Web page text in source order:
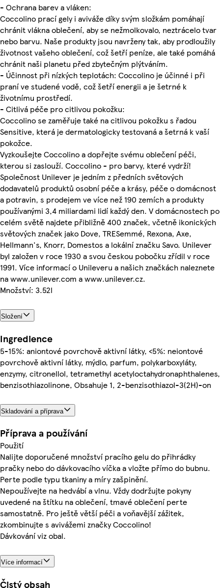
- Ochrana barev a vláken:
Coccolino prací gely i aviváže díky svým složkám pomáhají
chránit vlákna oblečení, aby se nežmolkovalo, neztrácelo tvar
nebo barvu. Naše produkty jsou navrženy tak, aby prodloužily
životnost vašeho oblečení, což šetří peníze, ale také pomáhá
chránit naši planetu před zbytečným plýtváním.
- Účinnost při nízkých teplotách: Coccolino je účinné i při
praní ve studené vodě, což šetří energii a je šetrné k
životnímu prostředí.
- Citlivá péče pro citlivou pokožku:
Coccolino se zaměřuje také na citlivou pokožku s řadou
Sensitive, která je dermatologicky testovaná a šetrná k vaší
pokožce.
Vyzkoušejte Coccolino a dopřejte svému oblečení péči,
kterou si zaslouží. Coccolino - pro barvy, které vydrží!
Společnost Unilever je jedním z předních světových
dodavatelů produktů osobní péče a krásy, péče o domácnost
a potravin, s prodejem ve více než 190 zemích a produkty
používanými 3,4 miliardami lidí každý den. V domácnostech po
celém světě najdete přibližně 400 značek, včetně ikonických
světových značek jako Dove, TRESemmé, Rexona, Axe,
Hellmann's, Knorr, Domestos a lokální značku Savo. Unilever
byl založen v roce 1930 a svou českou pobočku zřídil v roce
1991. Více informací o Unileveru a našich značkách naleznete
na www.unilever.com a www.unilever.cz.
Množství: 3.52l
Složení
Ingredience
5-15%: aniontové povrchově aktivní látky, <5%: neiontové
povrchově aktivní látky, mýdlo, parfum, polykarboxyláty,
enzymy, citronellol, tetramethyl acetyloctahydronaphthalenes,
benzisothiazolinone, Obsahuje 1, 2-benzisothiazol-3(2H)-on
Skladování a příprava
Příprava a používání
Použití
Nalijte doporučené množství pracího gelu do přihrádky
pračky nebo do dávkovacího víčka a vložte přímo do bubnu.
Perte podle typu tkaniny a míry zašpinění.
Nepoužívejte na hedvábí a vlnu. Vždy dodržujte pokyny
uvedené na štítku na oblečení, tmavé oblečení perte
samostatně. Pro ještě větší péči a voňavější zážitek,
zkombinujte s avivážemi značky Coccolino!
Dávkování viz obal.
Více informací
Čistý obsah